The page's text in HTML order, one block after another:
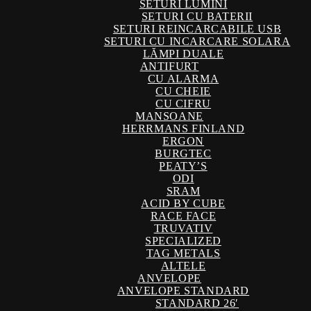
SETURI LUMINI
SETURI CU BATERII
SETURI REINCARCABILE USB
SETURI CU INCARCARE SOLARA
LĂMPI DUALE
ANTIFURT
CU ALARMA
CU CHEIE
CU CIFRU
MANSOANE
HERRMANS FINLAND
ERGON
BURGTEC
PEATY’S
ODI
SRAM
ACID BY CUBE
RACE FACE
TRUVATIV
SPECIALIZED
TAG METALS
ALTELE
ANVELOPE
ANVELOPE STANDARD
STANDARD 26′